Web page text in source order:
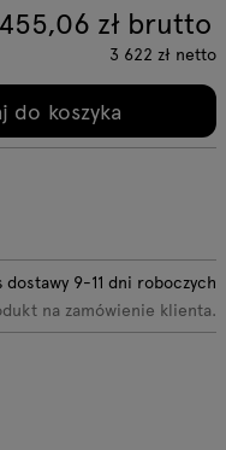
zł brutto
3 622 zł netto
do koszyka
dostawy 9-11 dni roboczych
na zamówienie klienta.